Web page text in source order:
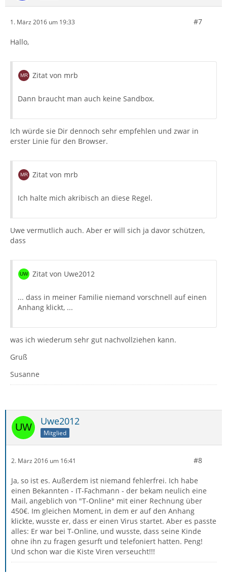
1. März 2016 um 19:33 #7
Hallo,
Zitat von mrb
Dann braucht man auch keine Sandbox.
Ich würde sie Dir dennoch sehr empfehlen und zwar in
erster Linie für den Browser.
Zitat von mrb
Ich halte mich akribisch an diese Regel.
Uwe vermutlich auch. Aber er will sich ja davor schützen,
dass
Zitat von Uwe2012
... dass in meiner Familie niemand vorschnell auf einen
Anhang klickt, ...
was ich wiederum sehr gut nachvollziehen kann.
Gruß
Susanne
Uwe2012
Mitglied
2. März 2016 um 16:41 #8
Ja, so ist es. Außerdem ist niemand fehlerfrei. Ich habe
einen Bekannten - IT-Fachmann - der bekam neulich eine
Mail, angeblich von "T-Online" mit einer Rechnung über
450€. Im gleichen Moment, in dem er auf den Anhang
klickte, wusste er, dass er einen Virus startet. Aber es passte
alles: Er war bei T-Online, und wusste, dass seine Kinde
ohne ihn zu fragen gesurft und telefoniert hatten. Peng!
Und schon war die Kiste Viren verseucht!!!